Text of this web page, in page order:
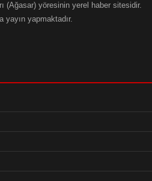
(Ağasar) yöresinin yerel haber sitesidir.
yayın yapmaktadır.